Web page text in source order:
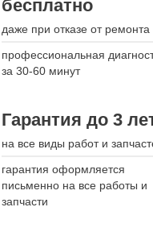
бесплатно
даже при отказе от ремонта
профессиональная
за 30-60 минут
Гарантия до 3
на все виды работ и
гарантия оформляется
письменно на все работы и
запчасти